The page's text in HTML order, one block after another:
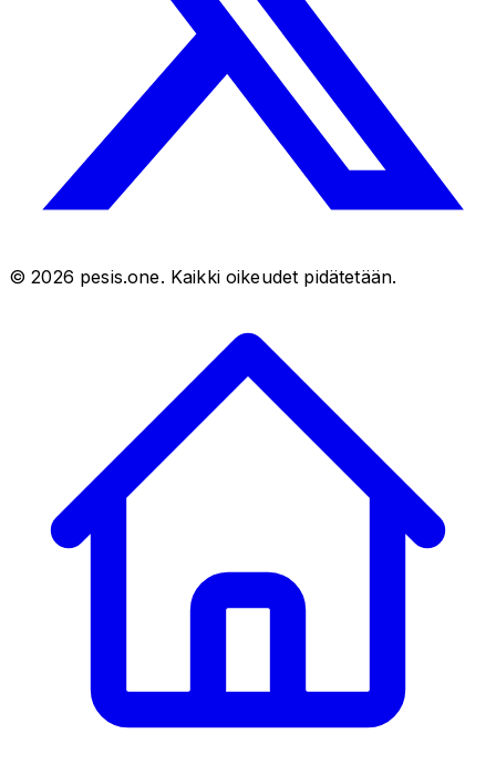
©2026 pesis.one. Kaikki oikeudet pidätetään.